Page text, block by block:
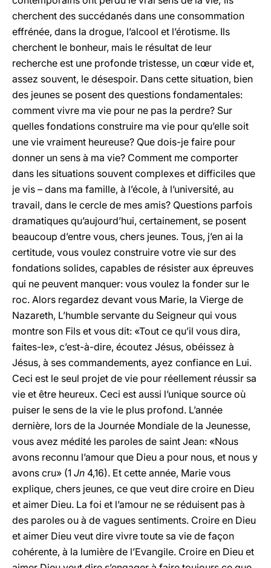
cherchent des succédanés dans une consommation
effrénée, dans la drogue, l’alcool et l’érotisme. Ils
cherchent le bonheur, mais le résultat de leur
recherche est une profonde tristesse, un cœur vide et,
assez souvent, le désespoir. Dans cette situation, bien
des jeunes se posent des questions fondamentales:
comment vivre ma vie pour ne pas la perdre? Sur
quelles fondations construire ma vie pour qu’elle soit
une vie vraiment heureuse? Que dois-je faire pour
donner un sens à ma vie? Comment me comporter
dans les situations souvent complexes et difficiles que
je vis – dans ma famille, à l’école, à l’université, au
travail, dans le cercle de mes amis? Questions parfois
dramatiques qu’aujourd’hui, certainement, se posent
beaucoup d’entre vous, chers jeunes. Tous, j’en ai la
certitude, vous voulez construire votre vie sur des
fondations solides, capables de résister aux épreuves
qui ne peuvent manquer: vous voulez la fonder sur le
roc. Alors regardez devant vous Marie, la Vierge de
Nazareth, L’humble servante du Seigneur qui vous
montre son Fils et vous dit: «Tout ce qu’il vous dira,
faites-le», c’est-à-dire, écoutez Jésus, obéissez à
Jésus, à ses commandements, ayez confiance en Lui.
Ceci est le seul projet de vie pour réellement réussir sa
vie et être heureux. Ceci est aussi l’unique source où
puiser le sens de la vie le plus profond. L’année
dernière, lors de la Journée Mondiale de la Jeunesse,
vous avez médité les paroles de saint Jean: «Nous
avons reconnu l’amour que Dieu a pour nous, et nous y
avons cru» (1 Jn 4,16). Et cette année, Marie vous
explique, chers jeunes, ce que veut dire croire en Dieu
et aimer Dieu. La foi et l’amour ne se réduisent pas à
des paroles ou à de vagues sentiments. Croire en Dieu
et aimer Dieu veut dire vivre toute sa vie de façon
cohérente, à la lumière de l’Evangile. Croire en Dieu et